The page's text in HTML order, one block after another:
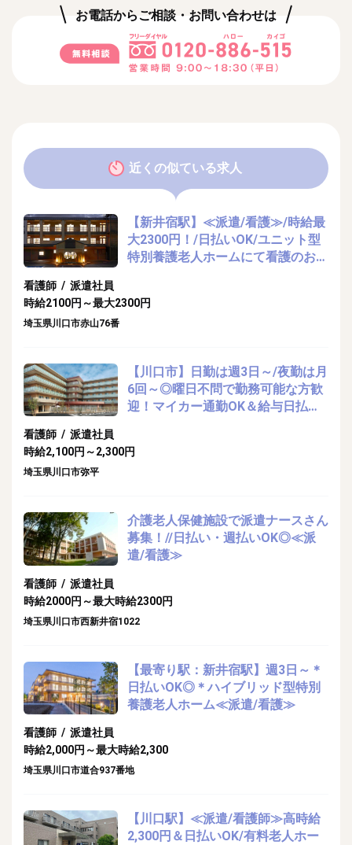
お電話からご相談・お問い合わせは
近くの似ている求人
【新井宿駅】≪派遣/看護≫/時給最
大2300円！/日払いOK/ユニット型
特別養護老人ホームにて看護のお仕
看護師 / 派遣社員
時給2100円～最大2300円
埼玉県川口市赤山76番
【川口市】日勤は週3日～/夜勤は月
6回～◎曜日不問で勤務可能な方歓
迎！マイカー通勤OK＆給与日払い
看護師 / 派遣社員
時給2,100円～2,300円
埼玉県川口市弥平
介護老人保健施設で派遣ナースさん
募集！//日払い・週払いOK◎≪派
遣/看護≫
看護師 / 派遣社員
時給2000円～最大時給2300円
埼玉県川口市西新井宿1022
【最寄り駅：新井宿駅】週3日～＊
日払いOK◎＊ハイブリッド型特別
養護老人ホーム≪派遣/看護≫
看護師 / 派遣社員
時給2,000円～最大時給2,300
埼玉県川口市道合937番地
【川口駅】≪派遣/看護師≫高時給
2,300円＆日払いOK/有料老人ホー